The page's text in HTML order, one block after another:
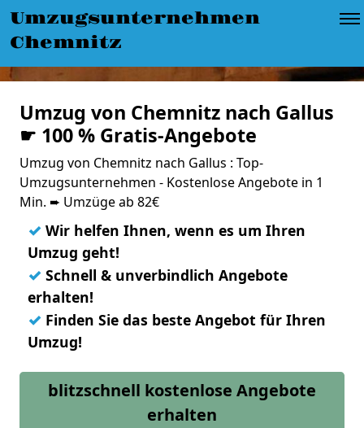
Umzugsunternehmen
Chemnitz
Umzug von Chemnitz nach Gallus
☛ 100 % Gratis-Angebote
Umzug von Chemnitz nach Gallus : Top-
Umzugsunternehmen - Kostenlose Angebote in 1
Min. ➨ Umzüge ab 82€
✓ Wir helfen Ihnen, wenn es um Ihren
Umzug geht!
✓ Schnell & unverbindlich Angebote
erhalten!
✓ Finden Sie das beste Angebot für Ihren
Umzug!
blitzschnell kostenlose Angebote
erhalten